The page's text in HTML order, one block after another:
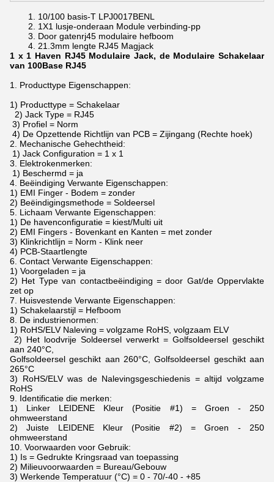
10/100 basis-T LPJ0017BENL
1X1 lusje-onderaan Module verbinding-pp
Door gatenrj45 modulaire hefboom
21.3mm lengte RJ45 Magjack
1 x 1 Haven RJ45 Modulaire Jack, de Modulaire Schakelaar
van 100Base RJ45
1. Producttype Eigenschappen:
1) Producttype = Schakelaar
2) Jack Type = RJ45
3) Profiel = Norm
4) De Opzettende Richtlijn van PCB = Zijingang (Rechte hoek)
2. Mechanische Gehechtheid:
1) Jack Configuration = 1 x 1
3. Elektrokenmerken:
1) Beschermd = ja
4. Beëindiging Verwante Eigenschappen:
1) EMI Finger - Bodem = zonder
2) Beëindigingsmethode = Soldeersel
5. Lichaam Verwante Eigenschappen:
1) De havenconfiguratie = kiest/Multi uit
2) EMI Fingers - Bovenkant en Kanten = met zonder
3) Klinkrichtlijn = Norm - Klink neer
4) PCB-Staartlengte
6. Contact Verwante Eigenschappen:
1) Voorgeladen = ja
2) Het Type van contactbeëindiging = door Gat/de Oppervlakte
zet op
7. Huisvestende Verwante Eigenschappen:
1) Schakelaarstijl = Hefboom
8. De industrienormen:
1) RoHS/ELV Naleving = volgzame RoHS, volgzaam ELV
2) Het loodvrije Soldeersel verwerkt = Golfsoldeersel geschikt
aan 240°C,
Golfsoldeersel geschikt aan 260°C, Golfsoldeersel geschikt aan
265°C
3) RoHS/ELV was de Nalevingsgeschiedenis = altijd volgzame
RoHS
9. Identificatie die merken:
1) Linker LEIDENE Kleur (Positie #1) = Groen - 250
ohmweerstand
2) Juiste LEIDENE Kleur (Positie #2) = Groen - 250
ohmweerstand
10. Voorwaarden voor Gebruik:
1) Is = Gedrukte Kringsraad van toepassing
2) Milieuvoorwaarden = Bureau/Gebouw
3) Werkende Temperatuur (°C) = 0 - 70/-40 - +85